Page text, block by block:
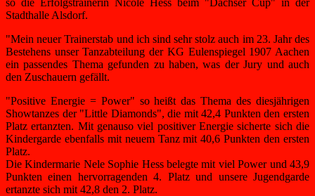
Stadthalle Alsdorf.
"Mein neuer Trainerstab und ich sind sehr stolz auch im 23. Jahr des
Bestehens unser Tanzabteilung der KG Eulenspiegel 1907 Aachen
ein passendes Thema gefunden zu haben, was der Jury und auch
den Zuschauern gefällt.
"Positive Energie = Power" so heißt das Thema des diesjährigen
Showtanzes der "Little Diamonds", die mit 42,4 Punkten den ersten
Platz ertanzten. Mit genauso viel positiver Energie sicherte sich die
Kindergarde ebenfalls mit neuem Tanz mit 40,6 Punkten den ersten
Platz.
Die Kindermarie Nele Sophie Hess belegte mit viel Power und 43,9
Punkten einen hervorragenden 4. Platz und unsere Jugendgarde
ertanzte sich mit 42,8 den 2. Platz.